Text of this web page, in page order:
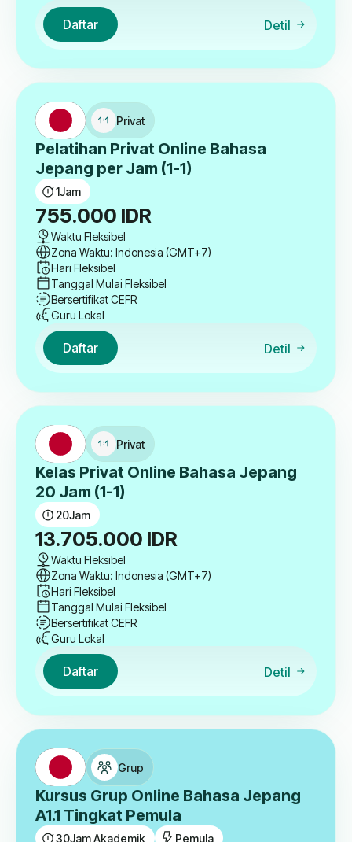
Daftar Detil
Privat
Pelatihan Privat Online Bahasa
Jepang per Jam (1-1)
1Jam
755.000 IDR
Waktu Fleksibel
Zona Waktu: Indonesia (GMT+7)
Hari Fleksibel
Tanggal Mulai Fleksibel
Bersertifikat CEFR
Guru Lokal
Daftar Detil
Privat
Kelas Privat Online Bahasa Jepang
20 Jam (1-1)
20Jam
13.705.000 IDR
Waktu Fleksibel
Zona Waktu: Indonesia (GMT+7)
Hari Fleksibel
Tanggal Mulai Fleksibel
Bersertifikat CEFR
Guru Lokal
Daftar Detil
Grup
Kursus Grup Online Bahasa Jepang
A1.1 Tingkat Pemula
30Jam Akademik Pemula